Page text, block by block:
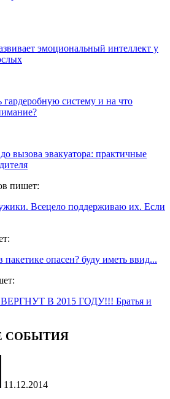
эмоциональный интеллект у
гардеробную систему и на что
вызова эвакуатора: практичные
пишет:
Всецело поддерживаю их. Если
пакетике опасен? буду иметь ввид...
В 2015 ГОДУ!!! Братья и
СОБЫТИЯ
11.12.2014